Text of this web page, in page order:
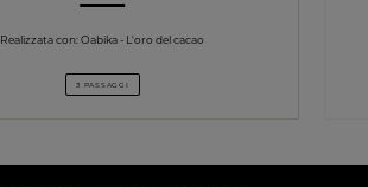
Realizzata con: Oabika - L'oro del cacao
3 PASSAGGI